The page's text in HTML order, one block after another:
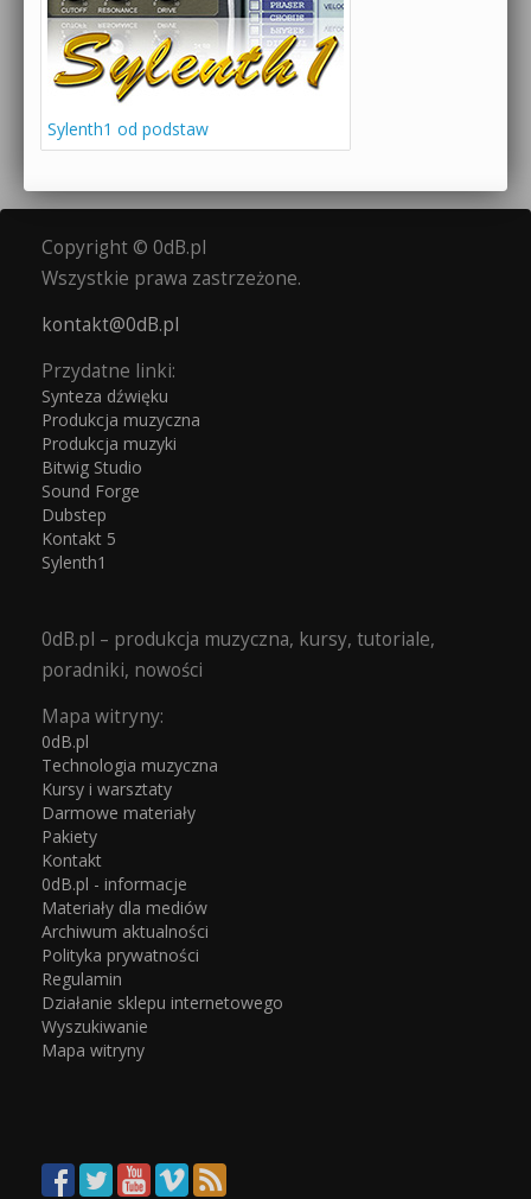
Sylenth1 od podstaw
Copyright © 0dB.pl
Wszystkie prawa zastrzeżone.
kontakt@0dB.pl
Przydatne linki:
Synteza dźwięku
Produkcja muzyczna
Produkcja muzyki
Bitwig Studio
Sound Forge
Dubstep
Kontakt 5
Sylenth1
0dB.pl – produkcja muzyczna, kursy, tutoriale,
poradniki, nowości
Mapa witryny:
0dB.pl
Technologia muzyczna
Kursy i warsztaty
Darmowe materiały
Pakiety
Kontakt
0dB.pl - informacje
Materiały dla mediów
Archiwum aktualności
Polityka prywatności
Regulamin
Działanie sklepu internetowego
Wyszukiwanie
Mapa witryny